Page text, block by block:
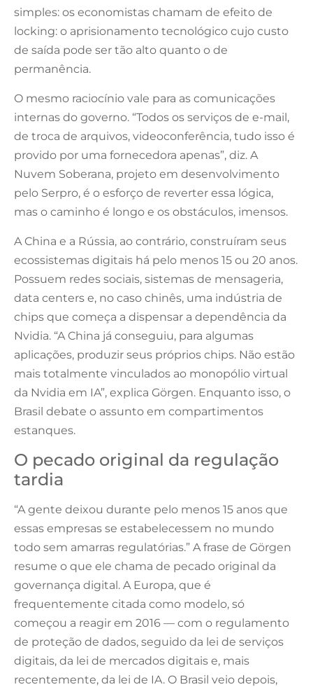
simples: os economistas chamam de efeito de
locking: o aprisionamento tecnológico cujo custo
de saída pode ser tão alto quanto o de
permanência.
O mesmo raciocínio vale para as comunicações
internas do governo. “Todos os serviços de e-mail,
de troca de arquivos, videoconferência, tudo isso é
provido por uma fornecedora apenas”, diz. A
Nuvem Soberana, projeto em desenvolvimento
pelo Serpro, é o esforço de reverter essa lógica,
mas o caminho é longo e os obstáculos, imensos.
A China e a Rússia, ao contrário, construíram seus
ecossistemas digitais há pelo menos 15 ou 20 anos.
Possuem redes sociais, sistemas de mensageria,
data centers e, no caso chinês, uma indústria de
chips que começa a dispensar a dependência da
Nvidia. “A China já conseguiu, para algumas
aplicações, produzir seus próprios chips. Não estão
mais totalmente vinculados ao monopólio virtual
da Nvidia em IA”, explica Görgen. Enquanto isso, o
Brasil debate o assunto em compartimentos
estanques.
O pecado original da regulação
tardia
“A gente deixou durante pelo menos 15 anos que
essas empresas se estabelecessem no mundo
todo sem amarras regulatórias.” A frase de Görgen
resume o que ele chama de pecado original da
governança digital. A Europa, que é
frequentemente citada como modelo, só
começou a reagir em 2016 — com o regulamento
de proteção de dados, seguido da lei de serviços
digitais, da lei de mercados digitais e, mais
recentemente, da lei de IA. O Brasil veio depois,